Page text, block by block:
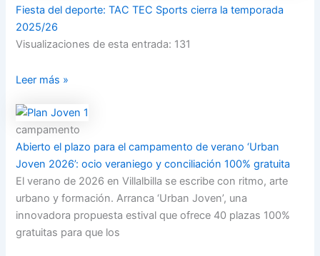
Fiesta del deporte: TAC TEC Sports cierra la temporada
2025/26
Visualizaciones de esta entrada: 131
Leer más »
campamento
Abierto el plazo para el campamento de verano ‘Urban
Joven 2026’: ocio veraniego y conciliación 100% gratuita
El verano de 2026 en Villalbilla se escribe con ritmo, arte
urbano y formación. Arranca ‘Urban Joven’, una
innovadora propuesta estival que ofrece 40 plazas 100%
gratuitas para que los